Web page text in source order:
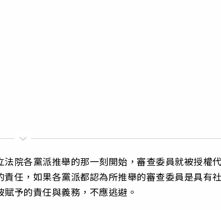
院各黨派推舉的那一刻開始，審查委員就被授權
任，如果各黨派都認為所推舉的審查委員是具有
予的責任與義務，不應逃避。